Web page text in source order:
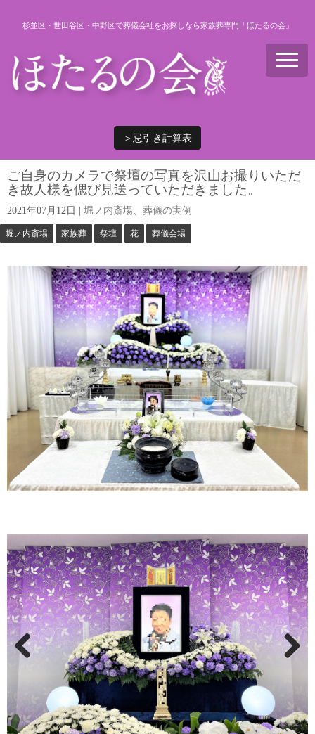
杉並区・世田谷区・中野区で葬儀会社をお探しなら家族葬専門「ほたるの会」
N
a
v
n
＞忌引き計算表
ご自身のカメラで祭壇の写真を沢山お撮りいただ
き故人様を偲び見送っていただきました。
2021年07月12日 堀ノ内斎場、 葬儀の実例
堀ノ内斎場 家族葬 祭壇 花 葬儀会場